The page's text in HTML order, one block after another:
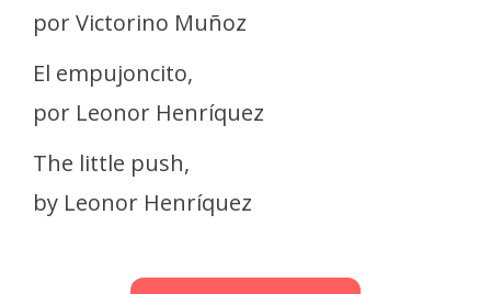
por Victorino Muñoz
El empujoncito,
por Leonor Henríquez
The little push,
by Leonor Henríquez